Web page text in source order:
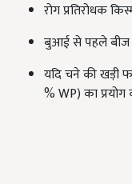
रोग प्रतिरोधक
बुआई से पहले बीज
यदि चने की खड़ी
% WP) का प्रयोग